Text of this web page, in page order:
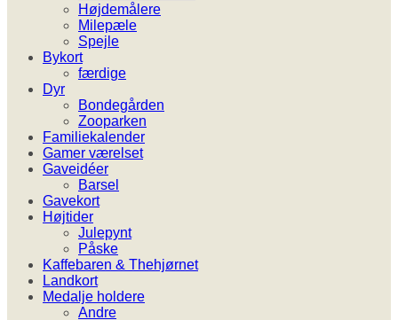
Højdemålere
Milepæle
Spejle
Bykort
færdige
Dyr
Bondegården
Zooparken
Familiekalender
Gamer værelset
Gaveidéer
Barsel
Gavekort
Højtider
Julepynt
Påske
Kaffebaren & Thehjørnet
Landkort
Medalje holdere
Andre